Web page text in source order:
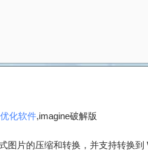
化软件,imagine破解版
图片的压缩和转换，并支持转换到